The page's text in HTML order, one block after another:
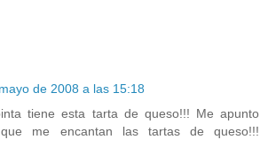
de 2008 a las 15:18
tiene esta tarta de queso!!! Me apunto
me encantan las tartas de queso!!!